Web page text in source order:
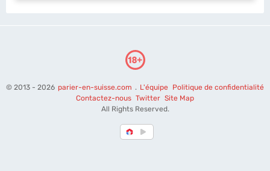
© 2013 - 2026 parier-en-suisse.com . L'équipe Politique de confidentialité
Contactez-nous Twitter Site Map
All Rights Reserved.